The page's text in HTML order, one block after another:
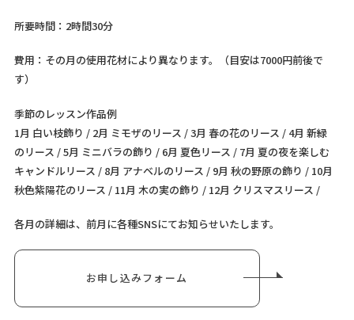
所要時間：2時間30分
費用：その月の使用花材により異なります。（目安は7000円前後で
す）
季節のレッスン作品例
1月 白い枝飾り / 2月 ミモザのリース / 3月 春の花のリース / 4月 新緑
のリース / 5月 ミニバラの飾り / 6月 夏色リース / 7月 夏の夜を楽しむ
キャンドルリース / 8月 アナベルのリース / 9月 秋の野原の飾り / 10月
秋色紫陽花のリース / 11月 木の実の飾り / 12月 クリスマスリース /
各月の詳細は、前月に各種SNSにてお知らせいたします。
お申し込みフォーム